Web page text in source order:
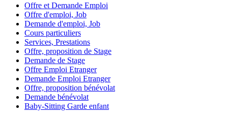
Offre et Demande Emploi
Offre d'emploi, Job
Demande d'emploi, Job
Cours particuliers
Services, Prestations
Offre, proposition de Stage
Demande de Stage
Offre Emploi Etranger
Demande Emploi Etranger
Offre, proposition bénévolat
Demande bénévolat
Baby-Sitting Garde enfant